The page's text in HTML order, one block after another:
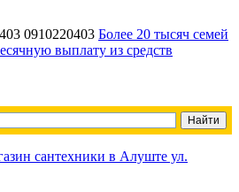
0910220403 Более 20 тысяч семей
выплату из средств